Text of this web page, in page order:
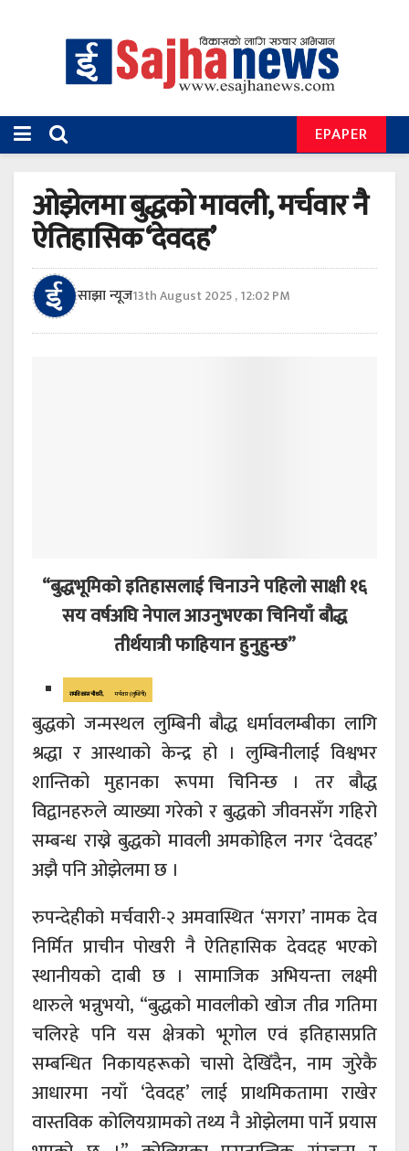
EPAPER
ओझेलमा बुद्धको मावली, मर्चवार नै
ऐतिहासिक ‘देवदह’
साझा न्यूज13th August 2025 , 12:02 PM
“बुद्धभूमिको इतिहासलाई चिनाउने पहिलो साक्षी १६
सय वर्षअघि नेपाल आउनुभएका चिनियाँ बौद्ध
तीर्थयात्री फाहियान हुनुहुन्छ”
रामविकास चौधरी, मर्चवार (लुम्बिनी)
बुद्धको जन्मस्थल लुम्बिनी बौद्ध धर्मावलम्बीका लागि
श्रद्धा र आस्थाको केन्द्र हो । लुम्बिनीलाई विश्वभर
शान्तिको मुहानका रूपमा चिनिन्छ । तर बौद्ध
विद्वानहरुले व्याख्या गरेको र बुद्धको जीवनसँग गहिरो
सम्बन्ध राख्ने बुद्धको मावली अमकोहिल नगर ‘देवदह’
अझै पनि ओझेलमा छ ।
रुपन्देहीको मर्चवारी-२ अमवास्थित ‘सगरा’ नामक देव
निर्मित प्राचीन पोखरी नै ऐतिहासिक देवदह भएको
स्थानीयको दाबी छ । सामाजिक अभियन्ता लक्ष्मी
थारुले भन्नुभयो, “बुद्धको मावलीको खोज तीव्र गतिमा
चलिरहे पनि यस क्षेत्रको भूगोल एवं इतिहासप्रति
सम्बन्धित निकायहरूको चासो देखिँदैन, नाम जुरेकै
आधारमा नयाँ ‘देवदह’ लाई प्राथमिकतामा राखेर
वास्तविक कोलियग्रामको तथ्य नै ओझेलमा पार्ने प्रयास